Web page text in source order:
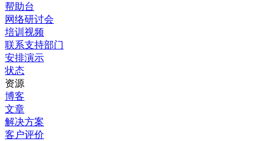
帮助台
网络研讨会
培训视频
联系支持部门
安排演示
状态
资源
博客
文章
解决方案
客户评价